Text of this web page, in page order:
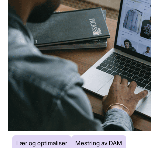
Lær og optimaliser Mestring av DAM